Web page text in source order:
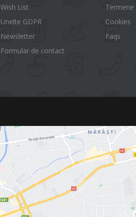
Wish List
Unelte GDPR
Newsletter
Formular de contact
Cookies
Faqs